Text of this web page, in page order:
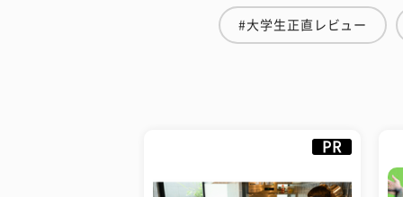
#大学生正直レビュー
PR